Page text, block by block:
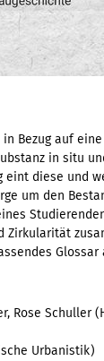
Bezug auf
in situ
eint diese und
um den
Zirkularität
Rose Schuller
Urbanistik)